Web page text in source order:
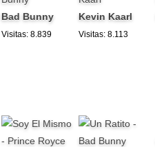
Bad Bunny
Visitas: 8.839
Kevin Kaarl
Visitas: 8.113